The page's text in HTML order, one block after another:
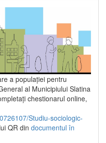
a populaţiei pentru
al Municipiului Slatina
chestionarul online,
Studiu-sociologic-
QR din documentul în